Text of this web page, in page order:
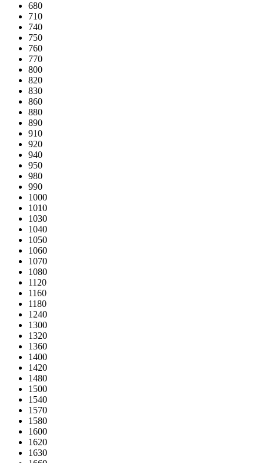
680
710
740
750
760
770
800
820
830
860
880
890
910
920
940
950
980
990
1000
1010
1030
1040
1050
1060
1070
1080
1120
1160
1180
1240
1300
1320
1360
1400
1420
1480
1500
1540
1570
1580
1600
1620
1630